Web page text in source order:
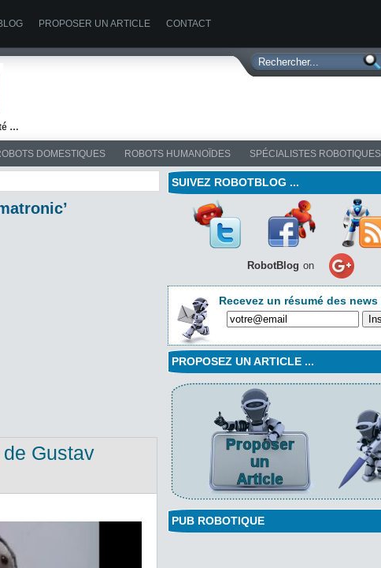
PROPOSER UN ARTICLE CONTACT
…
DOMESTIQUES ROBOTS HUMANOÏDES SPÉCIALISTES ROBOTIQUES
Gustav
SUIVEZ ROBOTBLOG ...
RobotBlog on
Recevez un résumé des news
PROPOSEZ UN ARTICLE ...
PUB ROBOTIQUE